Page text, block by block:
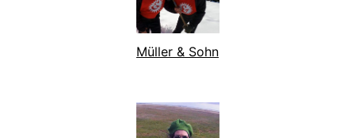
Müller & Sohn